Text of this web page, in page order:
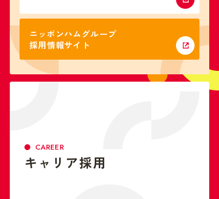
ニッポンハムグループ
採用情報サイト
CAREER
キャリア採用